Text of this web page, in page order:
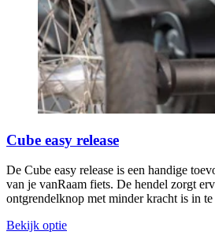
Cube easy release
De Cube easy release is een handige
van je vanRaam fiets. De hendel zorgt
ontgrendelknop met minder kracht is in
Bekijk optie